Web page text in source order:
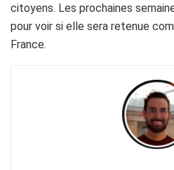
citoyens. Les prochaines
pour voir si elle sera retenue
France.